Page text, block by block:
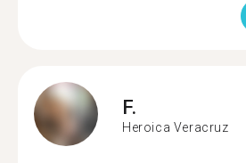
F.
Heroica Veracruz